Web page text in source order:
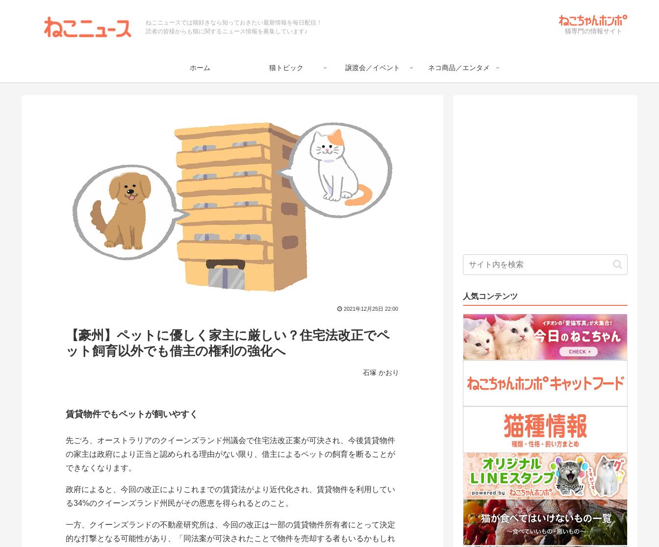
ねこニュースでは猫好きなら知っておきたい最新情報を毎日配信！
読者の皆様からも猫に関するニュース情報を募集しています♪
猫専門の情報サイト
ホーム 猫トピック 譲渡会／イベント ネコ商品／エンタメ
【豪州】ペットに優しく家主に厳しい？住宅法改正でペ
ット飼育以外でも借主の権利の強化へ
2021年12月25日 22:00
石塚 かおり
賃貸物件でもペットが飼いやすく
先ごろ、オーストラリアのクイーンズランド州議会で住宅法改正案が可決され、今後賃貸物件
の家主は政府により正当と認められる理由がない限り、借主によるペットの飼育を断ることが
できなくなります。
政府によると、今回の改正によりこれまでの賃貸法がより近代化され、賃貸物件を利用してい
る34%のクイーンズランド州民がその恩恵を得られるとのこと。
一方、クイーンズランドの不動産研究所は、今回の改正は一部の賃貸物件所有者にとって決定
的な打撃となる可能性があり、「同法案が可決されたことで物件を売却する者もいるかもしれ
人気コンテンツ